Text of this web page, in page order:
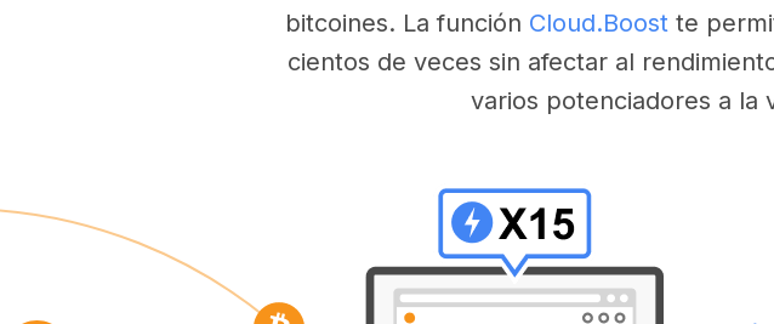
bitcoines. La función Cloud.Boost te
cientos de veces sin afectar al
varios potenciadores a la